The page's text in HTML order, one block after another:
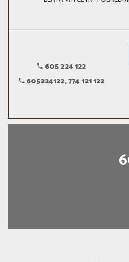
605 224 122
605224122, 774 121 122